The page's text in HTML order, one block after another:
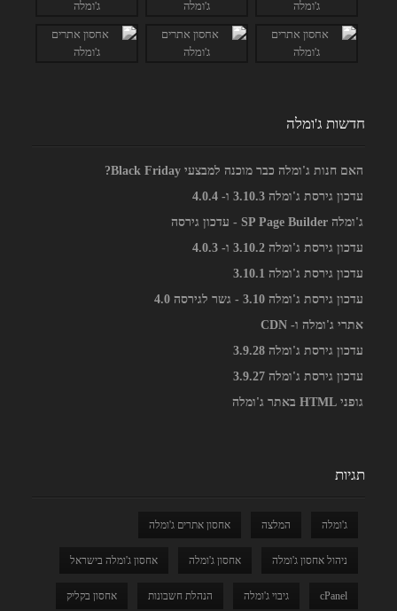
חדשות ג'ומלה
האם חנות ג'ומלה כבר מוכנה למבצעי Black Friday?
עדכון גירסת ג'ומלה 3.10.3 ו- 4.0.4
ג'ומלה SP Page Builder - עדכון גירסה
עדכון גירסת ג'ומלה 3.10.2 ו- 4.0.3
עדכון גירסת ג'ומלה 3.10.1
עדכון גירסת ג'ומלה 3.10 - גשר לגירסה 4.0
אתרי ג'ומלה ו- CDN
עדכון גירסת ג'ומלה 3.9.28
עדכון גירסת ג'ומלה 3.9.27
גופני HTML באתר ג'ומלה
תגיות
ג'ומלה המלצה אחסון אתרים ג'ומלה
ניהול אחסון ג'ומלה אחסון ג'ומלה אחסון ג'ומלה בישראל
cPanel גיבוי ג'ומלה הנהלת חשבונות אחסון בקליק